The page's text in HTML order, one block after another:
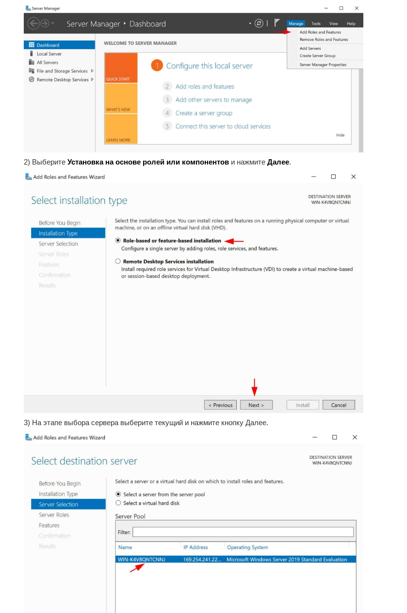
2) Выберите Установка на основе ролей или компонентови нажмите Далее.
3) На этапе выбора сервера выберите текущий и нажмите кнопку Далее.